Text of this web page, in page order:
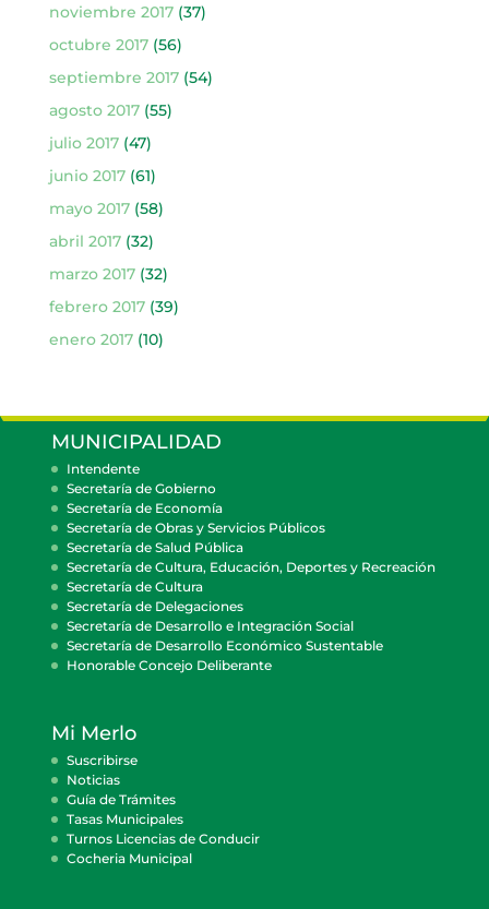
noviembre 2017(37)
octubre 2017(56)
septiembre 2017(54)
agosto 2017(55)
julio 2017(47)
junio 2017(61)
mayo 2017(58)
abril 2017(32)
marzo 2017(32)
febrero 2017(39)
enero 2017(10)
MUNICIPALIDAD
Intendente
Secretaría de Gobierno
Secretaría de Economía
Secretaría de Obras y Servicios Públicos
Secretaría de Salud Pública
Secretaría de Cultura, Educación, Deportes y Recreación
Secretaría de Cultura
Secretaría de Delegaciones
Secretaría de Desarrollo e Integración Social
Secretaría de Desarrollo Económico Sustentable
Honorable Concejo Deliberante
Mi Merlo
Suscribirse
Noticias
Guía de Trámites
Tasas Municipales
Turnos Licencias de Conducir
Cocheria Municipal